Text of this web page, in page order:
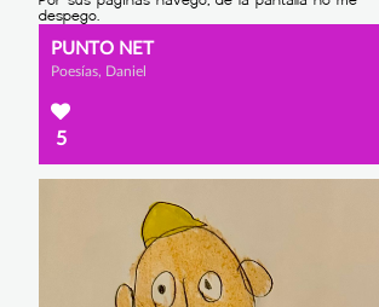
PUNTO NET
Poesías, Daniel
5